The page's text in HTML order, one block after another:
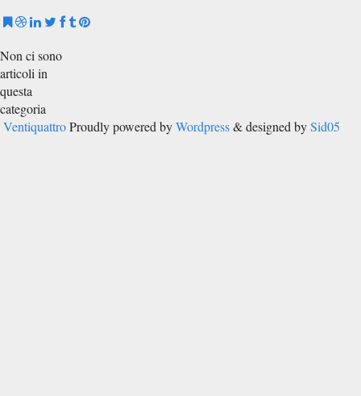
Non ci sono
articoli in
questa
categoria
Ventiquattro Proudly powered byWordpress& designed bySid05